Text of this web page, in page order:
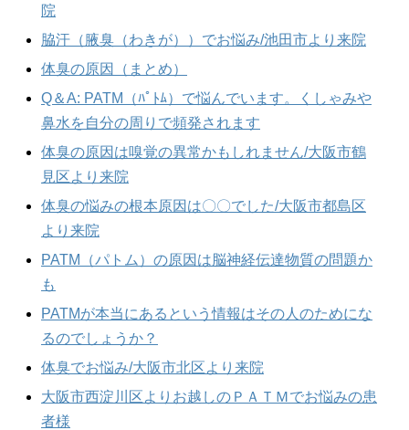
院
脇汗（腋臭（わきが））でお悩み/池田市より来院
体臭の原因（まとめ）
Q＆A: PATM（ﾊﾟﾄﾑ）で悩んでいます。くしゃみや
鼻水を自分の周りで頻発されます
体臭の原因は嗅覚の異常かもしれません/大阪市鶴
見区より来院
体臭の悩みの根本原因は〇〇でした/大阪市都島区
より来院
PATM（パトム）の原因は脳神経伝達物質の問題か
も
PATMが本当にあるという情報はその人のためにな
るのでしょうか？
体臭でお悩み/大阪市北区より来院
大阪市西淀川区よりお越しのＰＡＴＭでお悩みの患
者様